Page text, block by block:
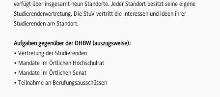
verfügt über insgesamt neun Standorte. Jeder Standort besitzt seine eigene
Studierendenvertretung. Die StuV vertritt die Interessen und Ideen ihrer
Studierenden am Standort.
Aufgaben gegenüber der DHBW (auszugsweise):
• Vertretung der Studierenden
• Mandate im Örtlichen Hochschulrat
• Mandate im Örtlichen Senat
• Teilnahme an Berufungsausschüssen